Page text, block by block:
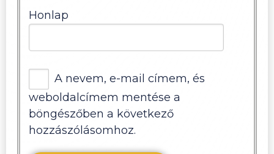
Honlap
A nevem, e-mail címem, és
weboldalcímem mentése a
böngészőben a következő
hozzászólásomhoz.